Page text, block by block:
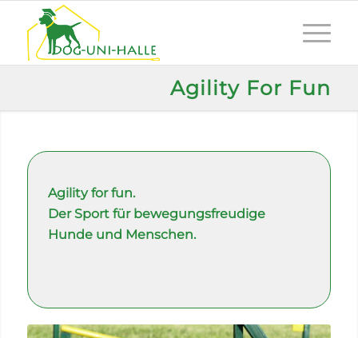
Agility For Fun
Agility for fun.
Der Sport für bewegungsfreudige
Hunde und Menschen.